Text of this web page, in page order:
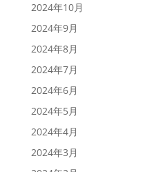
2024年10月
2024年9月
2024年8月
2024年7月
2024年6月
2024年5月
2024年4月
2024年3月